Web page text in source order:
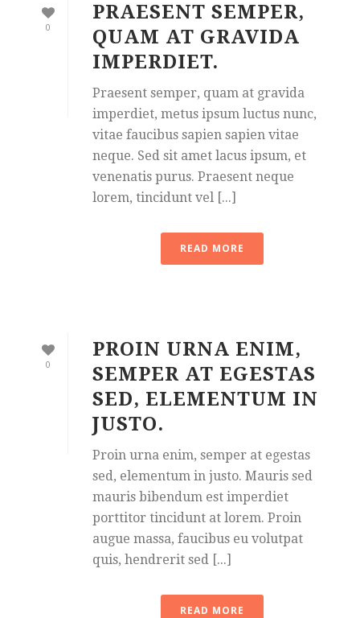
0
PRAESENT SEMPER,
QUAM AT GRAVIDA
IMPERDIET.
Praesent semper, quam at gravida
imperdiet, metus ipsum luctus nunc,
vitae faucibus sapien sapien vitae
neque. Sed sit amet lacus ipsum, et
venenatis purus. Praesent neque
lorem, tincidunt vel [...]
READ MORE
0
PROIN URNA ENIM,
SEMPER AT EGESTAS
SED, ELEMENTUM IN
JUSTO.
Proin urna enim, semper at egestas
sed, elementum in justo. Mauris sed
mauris bibendum est imperdiet
porttitor tincidunt at lorem. Proin
augue massa, faucibus eu volutpat
quis, hendrerit sed [...]
READ MORE